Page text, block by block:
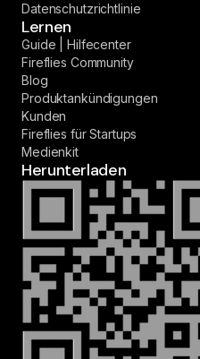
Datenschutzrichtlinie
Lernen
Guide | Hilfecenter
Fireflies Community
Blog
Produktankündigungen
Kunden
Fireflies für Startups
Medienkit
Herunterladen